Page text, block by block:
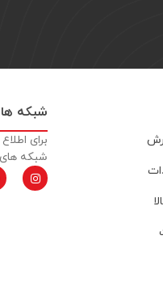
شبکه
برای
شبکه های